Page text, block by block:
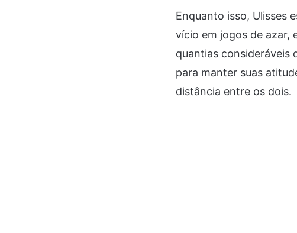
Enquanto isso, Ulisses
vício em jogos de azar,
quantias consideráveis
para manter suas
distância entre os dois.